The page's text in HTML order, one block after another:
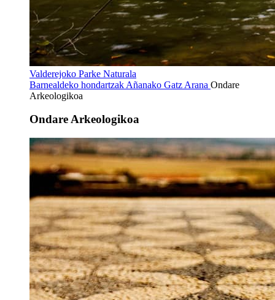
Valderejoko Parke Naturala
Barnealdeko hondartzak Añanako Gatz Arana Ondare
Arkeologikoa
Ondare Arkeologikoa